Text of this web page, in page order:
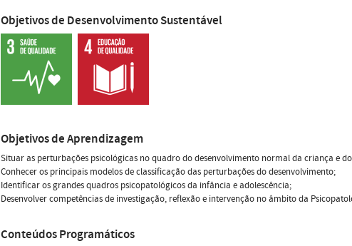
Objetivos de Desenvolvimento Sustentável
Objetivos de Aprendizagem
Situar as perturbações psicológicas no quadro do desenvolvimento normal da criança e
Conhecer os principais modelos de classificação das perturbações do desenvolvimento;
Identificar os grandes quadros psicopatológicos da infância e adolescência;
Desenvolver competências de investigação, reflexão e intervenção no âmbito da
Conteúdos Programáticos